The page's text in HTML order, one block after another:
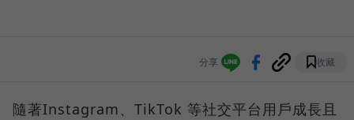
分享 收藏
隨著Instagram、TikTok 等社交平台用戶成長且